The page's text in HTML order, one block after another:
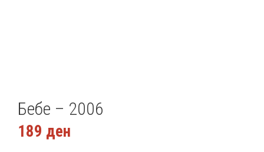
Бебе – 2006
189 ден